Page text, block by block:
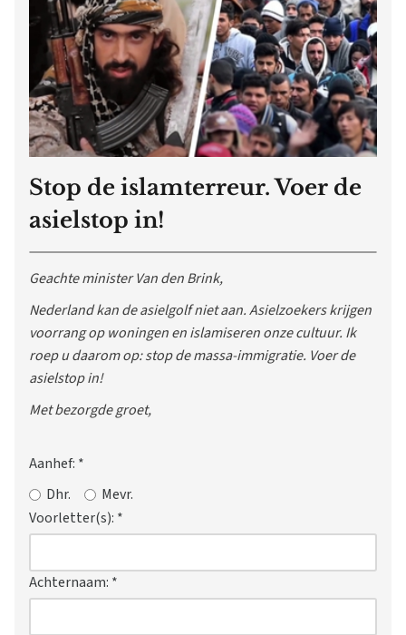
Stop de islamterreur. Voer de
asielstop in!
Geachte minister Van den Brink,
Nederland kan de asielgolf niet aan. Asielzoekers krijgen
voorrang op woningen en islamiseren onze cultuur. Ik
roep u daarom op: stop de massa-immigratie. Voer de
asielstop in!
Met bezorgde groet,
Aanhef: *
Dhr.
Mevr.
Voorletter(s): *
Achternaam: *